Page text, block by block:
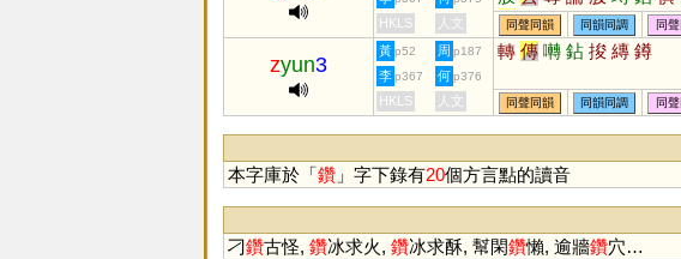
剸 躦 鱄 鄟 嫥 塼 膞
HKLS 人文 同聲同韻 同韻同調 同
zyun3
黃 p52 周 p187 轉 傳 囀 鉆 捘 縳 鐏
李 p367 何 p376
HKLS 人文 同聲同韻 同韻同調 同
本字庫於「鑽」字下錄有20個方言點的讀音
刁鑽古怪, 鑽冰求火, 鑽冰求酥, 幫閑鑽懶, 逾牆鑽穴…